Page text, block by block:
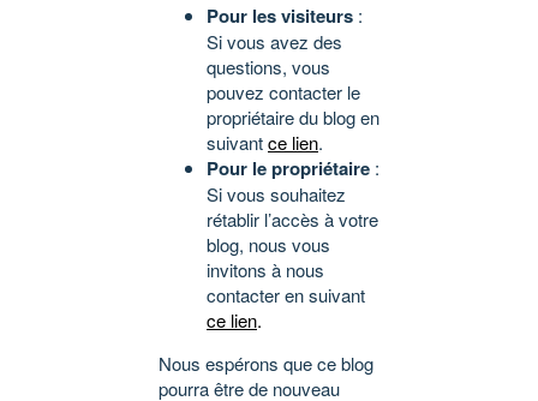
Pour les visiteurs :
Si vous avez des
questions, vous
pouvez contacter le
propriétaire du blog en
suivantce lien.
Pour le propriétaire :
Si vous souhaitez
rétablir l’accès à votre
blog, nous vous
invitons à nous
contacter en suivant
ce lien.
Nous espérons que ce blog
pourra être de nouveau